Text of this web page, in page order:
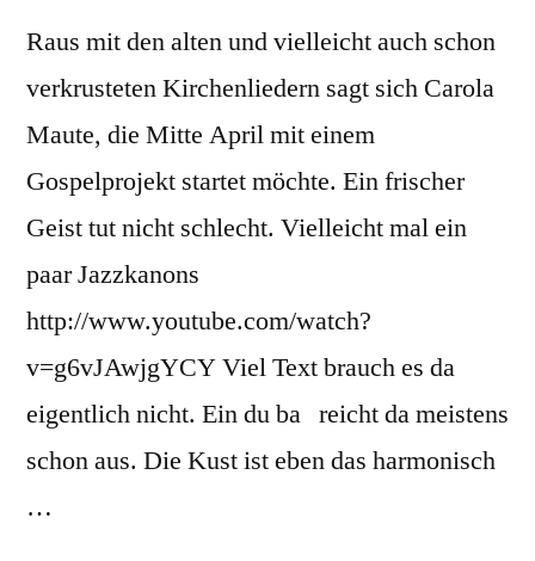
Raus mit den alten und vielleicht auch schon
verkrusteten Kirchenliedern sagt sich Carola
Maute, die Mitte April mit einem
Gospelprojekt startet möchte. Ein frischer
Geist tut nicht schlecht. Vielleicht mal ein
paar Jazzkanons
http://www.youtube.com/watch?
v=g6vJAwjgYCY Viel Text brauch es da
eigentlich nicht. Ein du ba reicht da meistens
schon aus. Die Kust ist eben das harmonisch
…